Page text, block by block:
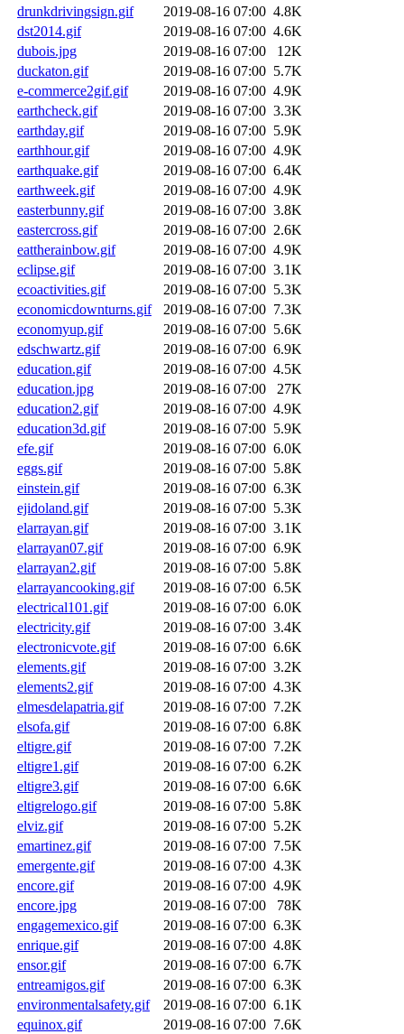
drunkdrivingsign.gif
2019-08-16 07:00 4.8K
dst2014.gif
2019-08-16 07:00 4.6K
dubois.jpg
2019-08-16 07:00
12K
duckaton.gif
2019-08-16 07:00 5.7K
e-commerce2gif.gif
2019-08-16 07:00 4.9K
earthcheck.gif
2019-08-16 07:00 3.3K
earthday.gif
2019-08-16 07:00 5.9K
earthhour.gif
2019-08-16 07:00 4.9K
earthquake.gif
2019-08-16 07:00 6.4K
earthweek.gif
2019-08-16 07:00 4.9K
easterbunny.gif
2019-08-16 07:00 3.8K
eastercross.gif
2019-08-16 07:00 2.6K
eattherainbow.gif
2019-08-16 07:00 4.9K
eclipse.gif
2019-08-16 07:00 3.1K
ecoactivities.gif
2019-08-16 07:00 5.3K
economicdownturns.gif
2019-08-16 07:00 7.3K
economyup.gif
2019-08-16 07:00 5.6K
edschwartz.gif
2019-08-16 07:00 6.9K
education.gif
2019-08-16 07:00 4.5K
education.jpg
2019-08-16 07:00
27K
education2.gif
2019-08-16 07:00 4.9K
education3d.gif
2019-08-16 07:00 5.9K
efe.gif
2019-08-16 07:00 6.0K
eggs.gif
2019-08-16 07:00 5.8K
einstein.gif
2019-08-16 07:00 6.3K
ejidoland.gif
2019-08-16 07:00 5.3K
elarrayan.gif
2019-08-16 07:00 3.1K
elarrayan07.gif
2019-08-16 07:00 6.9K
elarrayan2.gif
2019-08-16 07:00 5.8K
elarrayancooking.gif
2019-08-16 07:00 6.5K
electrical101.gif
2019-08-16 07:00 6.0K
electricity.gif
2019-08-16 07:00 3.4K
electronicvote.gif
2019-08-16 07:00 6.6K
elements.gif
2019-08-16 07:00 3.2K
elements2.gif
2019-08-16 07:00 4.3K
elmesdelapatria.gif
2019-08-16 07:00 7.2K
elsofa.gif
2019-08-16 07:00 6.8K
eltigre.gif
2019-08-16 07:00 7.2K
eltigre1.gif
2019-08-16 07:00 6.2K
eltigre3.gif
2019-08-16 07:00 6.6K
eltigrelogo.gif
2019-08-16 07:00 5.8K
elviz.gif
2019-08-16 07:00 5.2K
emartinez.gif
2019-08-16 07:00 7.5K
emergente.gif
2019-08-16 07:00 4.3K
encore.gif
2019-08-16 07:00 4.9K
encore.jpg
2019-08-16 07:00
78K
engagemexico.gif
2019-08-16 07:00 6.3K
enrique.gif
2019-08-16 07:00 4.8K
ensor.gif
2019-08-16 07:00 6.7K
entreamigos.gif
2019-08-16 07:00 6.3K
environmentalsafety.gif
2019-08-16 07:00 6.1K
equinox.gif
2019-08-16 07:00 7.6K